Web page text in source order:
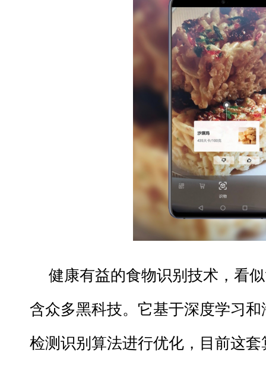
健康有益的食物识别技术，看
含众多黑科技。它基于深度学习
检测识别算法进行优化，目前这